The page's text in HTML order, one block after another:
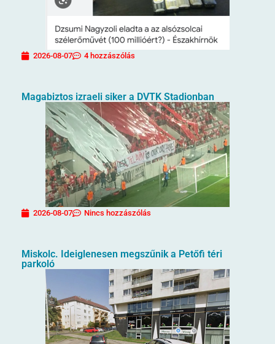
2026-08-07 4 hozzászólás
Magabiztos izraeli siker a DVTK Stadionban
2026-08-07 Nincs hozzászólás
Miskolc. Ideiglenesen megszűnik a Petőfi téri
parkoló